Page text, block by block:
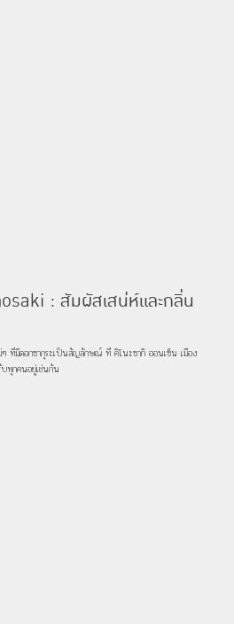
: สัมผัสเสน่ห์และกลิ่น
โนะซากิออนเซ็น
ม่ๆ ที่มีดอกซากุระเป็นสัญลักษณ์ ที่ คิโนะซากิ ออนเซ็น เมือง
บทุกคนอยู่เช่นกัน